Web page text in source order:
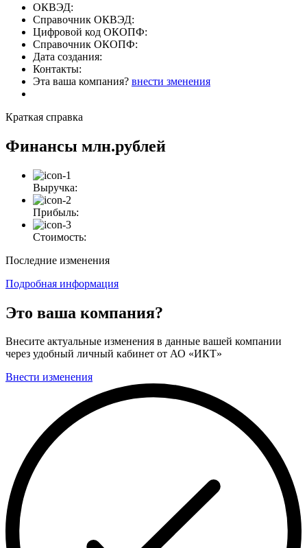
ОКВЭД:
Справочник ОКВЭД:
Цифровой код ОКОПФ:
Справочник ОКОПФ:
Дата создания:
Контакты:
Эта ваша компания? внести зменения
Краткая справка
Финансы млн.рублей
Выручка:
Прибыль:
Стоимость:
Последние изменения
Подробная информация
Это ваша компания?
Внесите актуальные изменения в данные вашей компании
через удобный личный кабинет от АО «ИКТ»
Внести изменения